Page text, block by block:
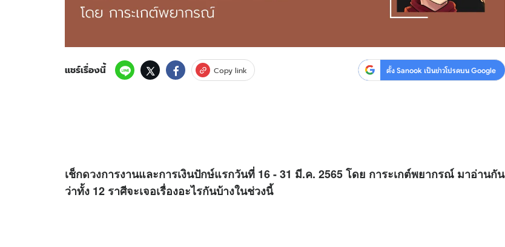
แชร์เรื่องนี้ Copy link ตั้ง Sanook เป็นข่าวโปรดบน Google
เช็กดวงการงานและการเงินปักษ์แรกวันที่ 16 - 31 มี.ค. 2565 โดย การะเกต์พยากรณ์ มาอ่านกัน
ว่าทั้ง 12 ราศีจะเจอเรื่องอะไรกันบ้างในช่วงนี้